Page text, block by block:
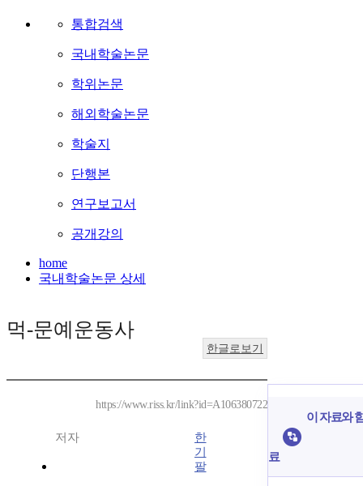
통합검색
국내학술논문
학위논문
해외학술논문
학술지
단행본
연구보고서
공개강의
home
국내학술논문 상세
먹-문예운동사
한글로보기
https://www.riss.kr/link?id=A106380722
저자
한
기
팔
이 자료와
료